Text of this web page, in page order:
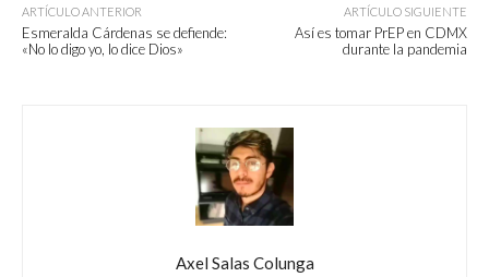
ARTÍCULO ANTERIOR
Esmeralda Cárdenas se defiende:
«No lo digo yo, lo dice Dios»
ARTÍCULO SIGUIENTE
Así es tomar PrEP en CDMX
durante la pandemia
Axel Salas Colunga